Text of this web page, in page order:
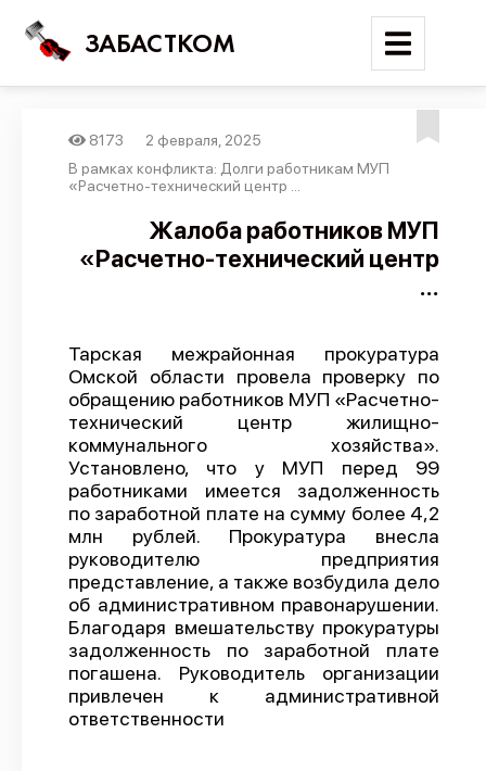
ЗАБАСТКОМ
Войти
Поиск
Новости
Отчеты
Предложить публикацию
Справочник
API
О проекте
Политика конфиденциальности
8173
2 февраля, 2025
В рамках конфликта: Долги работникам МУП
«Расчетно-технический центр ...
Жалоба работников МУП
«Расчетно-технический центр
...
Тарская межрайонная прокуратура
Омской области провела проверку по
обращению работников МУП «Расчетно-
технический центр жилищно-
коммунального хозяйства».
Установлено, что у МУП перед 99
работниками имеется задолженность
по заработной плате на сумму более 4,2
млн рублей. Прокуратура внесла
руководителю предприятия
представление, а также возбудила дело
об административном правонарушении.
Благодаря вмешательству прокуратуры
задолженность по заработной плате
погашена. Руководитель организации
привлечен к административной
ответственности